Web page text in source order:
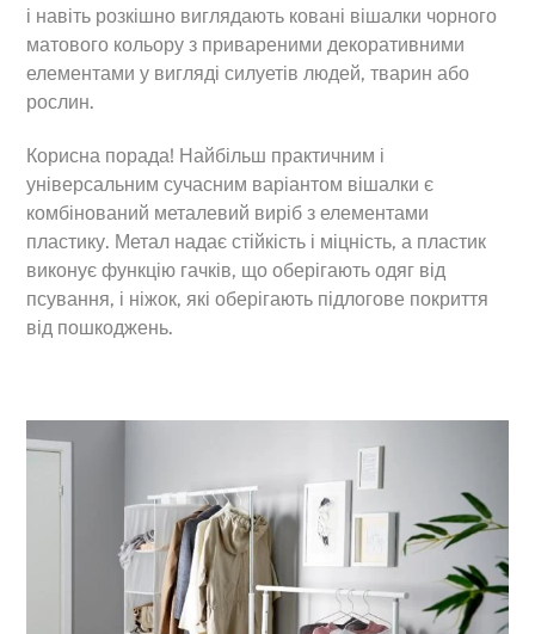
і навіть розкішно виглядають ковані вішалки чорного
матового кольору з привареними декоративними
елементами у вигляді силуетів людей, тварин або
рослин.
Корисна порада! Найбільш практичним і
універсальним сучасним варіантом вішалки є
комбінований металевий виріб з елементами
пластику. Метал надає стійкість і міцність, а пластик
виконує функцію гачків, що оберігають одяг від
псування, і ніжок, які оберігають підлогове покриття
від пошкоджень.